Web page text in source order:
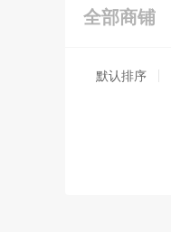
全部商铺
默认排序